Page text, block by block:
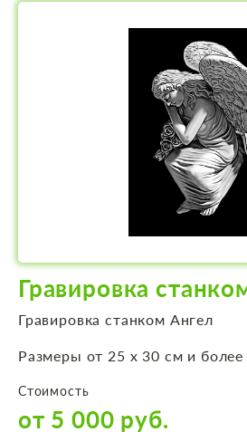
Гравировка
Гравировка станком Ангел
Размеры от 25 х 30 см и более
Стоимость
от 5 000 руб.